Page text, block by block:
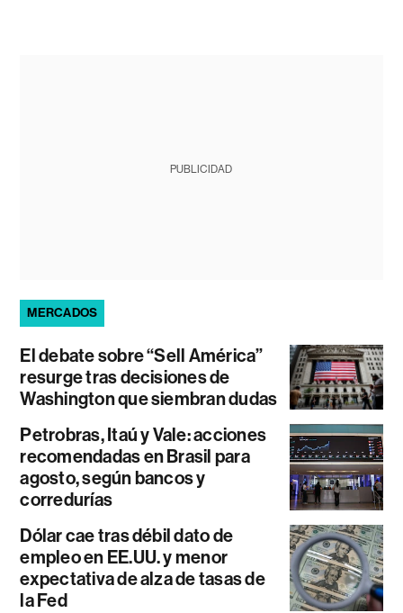
PUBLICIDAD
MERCADOS
El debate sobre “Sell América”
resurge tras decisiones de
Washington que siembran dudas
Petrobras, Itaú y Vale: acciones
recomendadas en Brasil para
agosto, según bancos y
corredurías
Dólar cae tras débil dato de
empleo en EE.UU. y menor
expectativa de alza de tasas de
la Fed